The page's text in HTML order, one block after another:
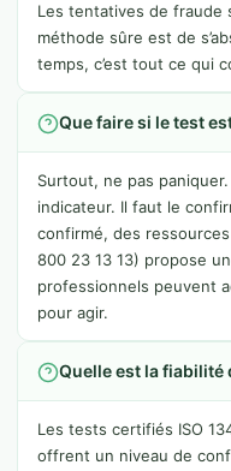
Les tentatives de fraude
méthode sûre est de
temps, c’est tout ce qui
Que faire si le test
Surtout, ne pas paniquer.
indicateur. Il faut le
confirmé, des
800 23 13 13) propose
professionnels peuvent
pour agir.
Quelle est la fiabilité
Les tests certifiés ISO
offrent un niveau de